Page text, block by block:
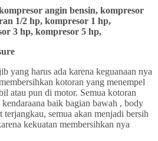
angin bensin, kompresor
1/2 hp, kompresor 1 hp,
3 hp, kompresor 5 hp,
yang harus ada karena keguanaan nya
kotoran yang menempel
atau pun di motor. Semua kotoran
baik bagian bawah , body
semua akan menjadi bersih
kekuatan membersihkan nya